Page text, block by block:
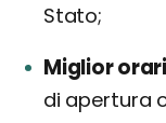
Stato;
Miglior
di apertura